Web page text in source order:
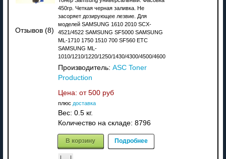
Отзывов (8)
450гр. Четкая черная заливка. Не
засоряет дозирующее лезвие. Для
моделей SAMSUNG 1610 2010 SCX-
4521/4522 SAMSUNG SF5000 SAMSUNG
ML-1710 1750 1510 700 SF560 ETC
SAMSUNG ML-
1010/1210/1220/1250/1430/4300/4500/4600
Производитель: ASC Toner
Production
Цена: от 500 руб
плюс доставка
Вес: 0.5 кг.
Количество на складе: 8796
В корзину Подробнее